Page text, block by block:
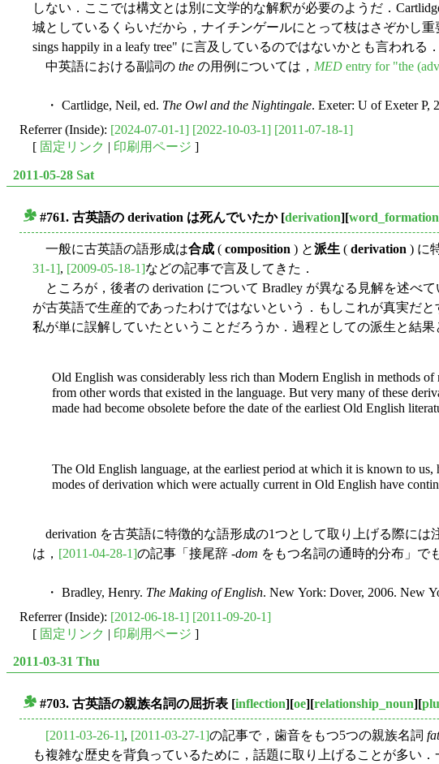
しない．ここでは構文とは別に文学的な解釈が必要のようだ．
城としているくらいだから，ナイチンゲールにとって枝はさぞかし
sings happily in a leafy tree" に言及しているのではないかとも言われる．
中英語における副詞の the の用例については， MED entry for "the
・ Cartlidge, Neil, ed. The Owl and the Nightingale. Exeter: U of Exeter P,
Referrer (Inside): [2024-07-01-1] [2022-10-03-1] [2011-07-18-1]
[ 固定リンク | 印刷用ページ ]
2011-05-28 Sat
#761. 古英語の derivation は死んでいたか[derivation][word_formation
一般に古英語の語形成は合成 ( composition ) と派生 ( derivation ) に
31-1], [2009-05-18-1]などの記事で言及してきた．
ところが，後者の derivation について Bradley が異なる見解を述べ
が古英語で生産的であったわけではないという．もしこれが真実だ
私が単に誤解していたということだろうか．過程としての派生と結
Old English was considerably less rich than Modern English in methods
from other words that existed in the language. But very many of these
made had become obsolete before the date of the earliest Old English
The Old English language, at the earliest period at which it is known to
modes of derivation which were actually current in Old English have
derivation を古英語に特徴的な語形成の1つとして取り上げる際には
は， [2011-04-28-1]の記事「接尾辞 -dom をもつ名詞の通時的分布」で
・ Bradley, Henry. The Making of English. New York: Dover, 2006. New
Referrer (Inside): [2012-06-18-1] [2011-09-20-1]
[ 固定リンク | 印刷用ページ ]
2011-03-31 Thu
#703. 古英語の親族名詞の屈折表 [inflection][oe][relationship_noun][
[2011-03-26-1], [2011-03-27-1]の記事で，歯音をもつ5つの親族名詞
も複雑な歴史を背負っているために，話題に取り上げることが多い